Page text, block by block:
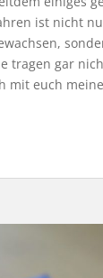
ist nicht
tragen gar
mit euch